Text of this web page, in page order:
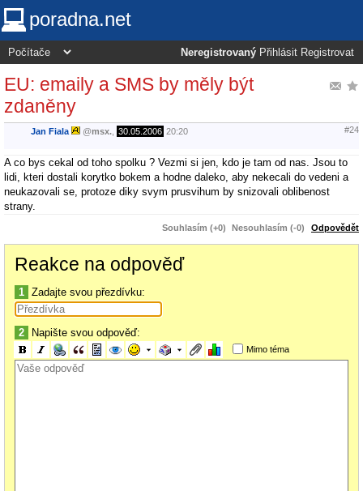
poradna.net
Neregistrovaný Přihlásit Registrovat
EU: emaily a SMS by měly být
zdaněny
Jan Fiala @msx. 30.05.2006 20:20 #24
A co bys cekal od toho spolku ? Vezmi si jen, kdo je tam od nas. Jsou to
lidi, kteri dostali korytko bokem a hodne daleko, aby nekecali do vedeni a
neukazovali se, protoze diky svym prusvihum by snizovali oblibenost
strany.
Souhlasím (+0) Nesouhlasím (-0) Odpovědět
Reakce na odpověď
1 Zadajte svou přezdívku:
2 Napište svou odpověď:
Mimo téma